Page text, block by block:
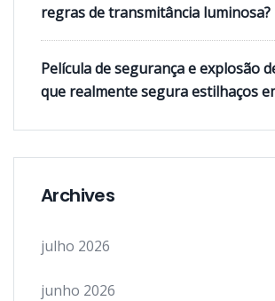
regras de transmitância luminosa?
Película de segurança e explosão
que realmente segura estilhaços
Archives
julho 2026
junho 2026